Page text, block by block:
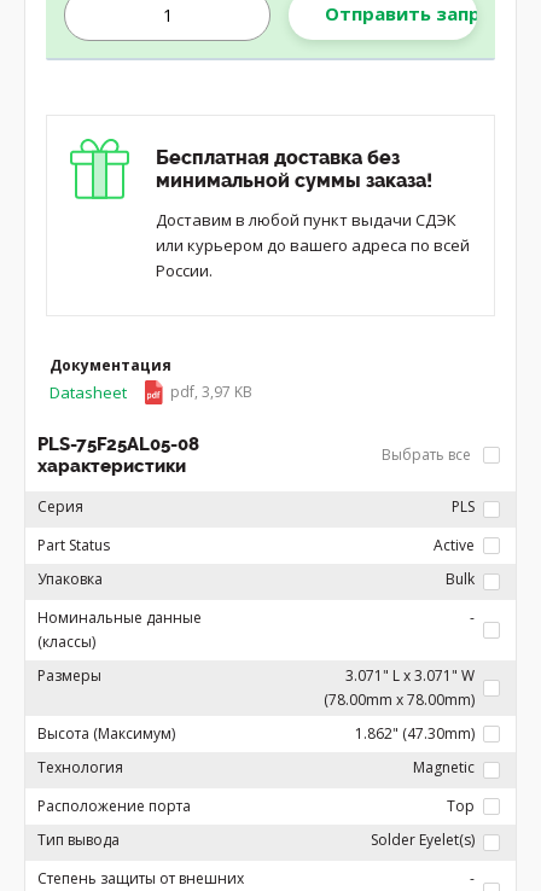
Отправить запрос
Бесплатная доставка без
минимальной суммы заказа!
Доставим в любой пункт выдачи СДЭК
или курьером до вашего адреса по всей
России.
Документация
Datasheet pdf, 3,97 KB
PLS-75F25AL05-08
характеристики
Выбрать все
Серия
PLS
Part Status
Active
Упаковка
Bulk
Номинальные данные
(классы)
-
Размеры
3.071" L x 3.071" W
(78.00mm x 78.00mm)
Высота (Максимум)
1.862" (47.30mm)
Технология
Magnetic
Расположение порта
Top
Тип вывода
Solder Eyelet(s)
Степень защиты от внешних
-